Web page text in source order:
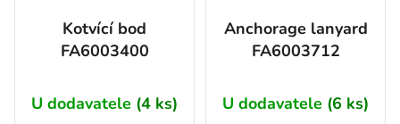
Kotvící bod
FA6003400
U dodavatele (4 ks)
Anchorage lanyard
FA6003712
U dodavatele (6 ks)